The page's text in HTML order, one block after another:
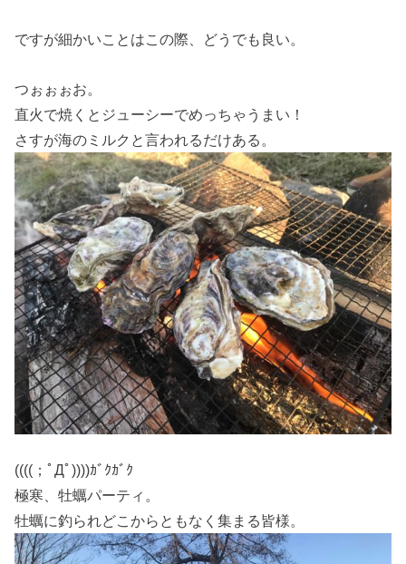
ですが細かいことはこの際、どうでも良い。
つぉぉぉお。
直火で焼くとジューシーでめっちゃうまい！
さすが海のミルクと言われるだけある。
((((；ﾟДﾟ))))ｶﾞｸｶﾞｸ
極寒、牡蠣パーティ。
牡蠣に釣られどこからともなく集まる皆様。